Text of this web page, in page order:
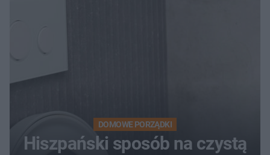
DOMOWE PORZĄDKI
Hiszpański sposób na czystą